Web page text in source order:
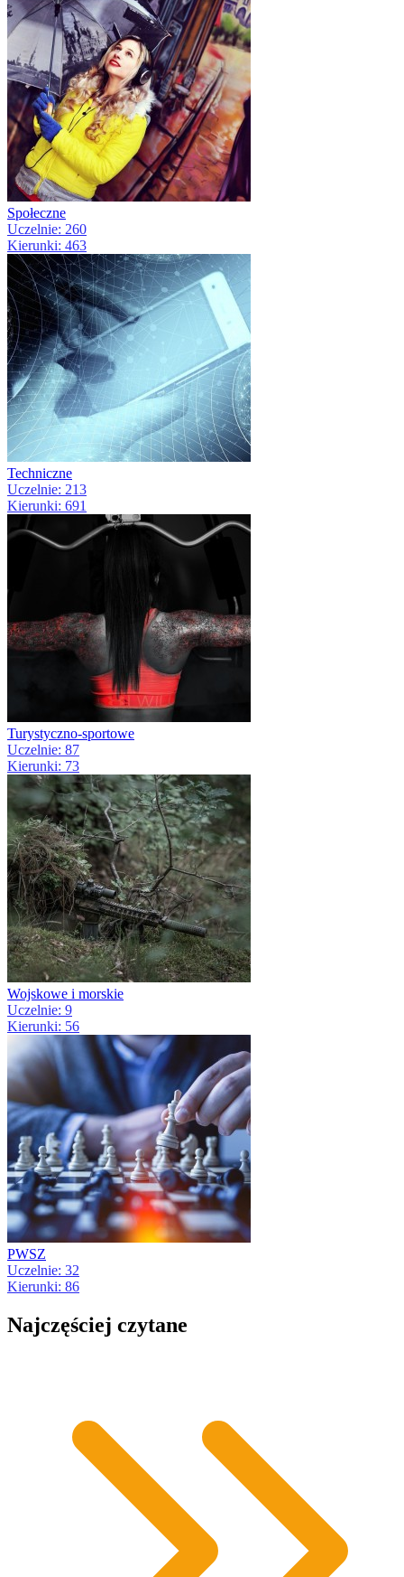
Społeczne
Uczelnie: 260
Kierunki: 463
Techniczne
Uczelnie: 213
Kierunki: 691
Turystyczno-sportowe
Uczelnie: 87
Kierunki: 73
Wojskowe i morskie
Uczelnie: 9
Kierunki: 56
PWSZ
Uczelnie: 32
Kierunki: 86
Najczęściej czytane